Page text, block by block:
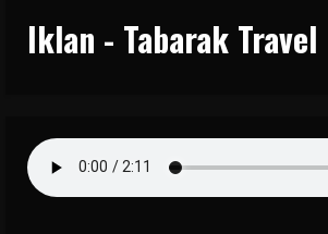
Iklan - Tabarak Travel